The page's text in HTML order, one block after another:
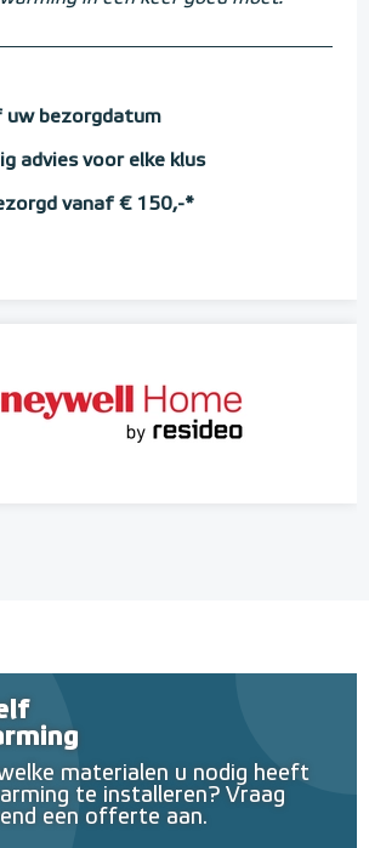
uw bezorgdatum
advies voor elke klus
vanaf € 150,-*
materialen u nodig heeft
te installeren? Vraag
een offerte aan.